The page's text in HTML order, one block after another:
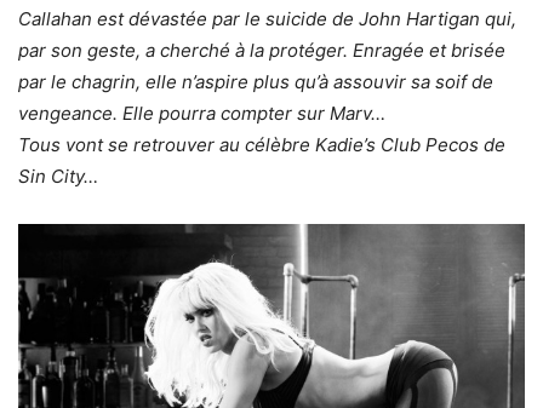
Callahan est dévastée par le suicide de John Hartigan qui,
par son geste, a cherché à la protéger. Enragée et brisée
par le chagrin, elle n’aspire plus qu’à assouvir sa soif de
vengeance. Elle pourra compter sur Marv…
Tous vont se retrouver au célèbre Kadie’s Club Pecos de
Sin City…